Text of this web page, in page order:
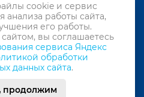
на новости
Сервис», 2026
cookie и сервис
анализа работы сайта,
его работы.
вы соглашаетесь
сервиса Яндекс
обработки
данных сайта.
продолжим